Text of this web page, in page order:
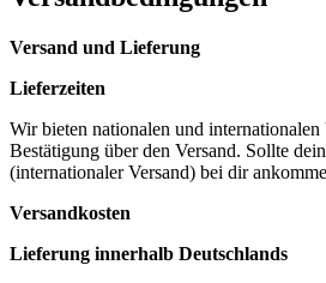
Versand und Lieferung
Lieferzeiten
Wir bieten nationalen und
Bestätigung über den Versand. Sollte
(internationaler Versand) bei dir
Versandkosten
Lieferung innerhalb Deutschlands